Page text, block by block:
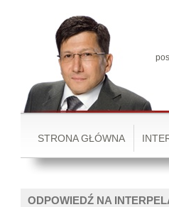
STRONA GŁÓWNA
ODPOWIEDŹ NA